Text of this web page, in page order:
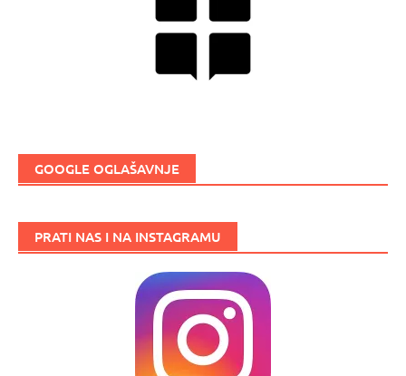
GOOGLE OGLAŠAVNJE
PRATI NAS I NA INSTAGRAMU